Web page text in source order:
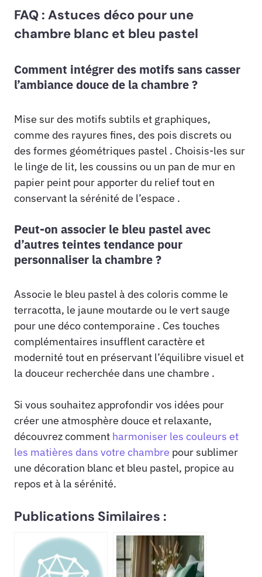
FAQ : Astuces déco pour une
chambre blanc et bleu pastel
Comment intégrer des motifs sans casser
l’ambiance douce de la chambre ?
Mise sur des motifs subtils et graphiques,
comme des rayures fines, des pois discrets ou
des formes géométriques pastel . Choisis-les sur
le linge de lit, les coussins ou un pan de mur en
papier peint pour apporter du relief tout en
conservant la sérénité de l’espace .
Peut-on associer le bleu pastel avec
d’autres teintes tendance pour
personnaliser la chambre ?
Associe le bleu pastel à des coloris comme le
terracotta, le jaune moutarde ou le vert sauge
pour une déco contemporaine . Ces touches
complémentaires insufflent caractère et
modernité tout en préservant l’équilibre visuel et
la douceur recherchée dans une chambre .
Si vous souhaitez approfondir vos idées pour
créer une atmosphère douce et relaxante,
découvrez comment harmoniser les couleurs et
les matières dans votre chambre pour sublimer
une décoration blanc et bleu pastel, propice au
repos et à la sérénité.
Publications Similaires :